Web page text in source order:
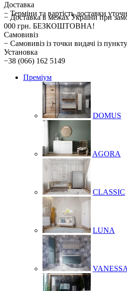
Доставка
− Терміни та вартість доставки
− Доставка в межах України при
000 грн. БЕЗКОШТОВНА!
Самовивіз
− Самовивіз із точки видачі із
Установка
−38 (066) 162 5149
Преміум
DOMUS
AGORA
CLASSIC
LUNA
VANESSA